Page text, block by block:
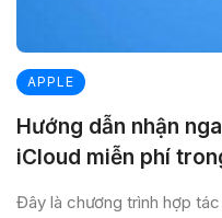
APPLE
Hướng dẫn nhận
iCloud miễn phí
Đây là chương trình hợp